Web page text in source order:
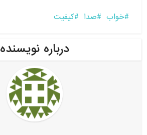
خواب صدا کیفیت
درباره نویسنده